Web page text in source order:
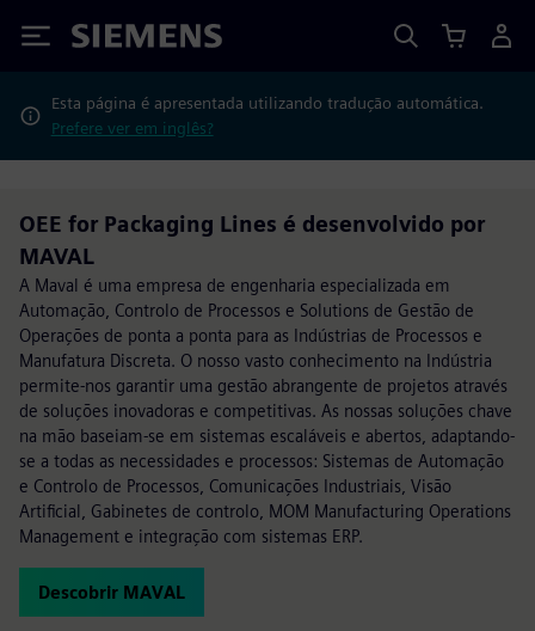
Siemens
Esta página é apresentada utilizando tradução automática.
Prefere ver em inglês?
OEE for Packaging Lines é desenvolvido por
MAVAL
A Maval é uma empresa de engenharia especializada em
Automação, Controlo de Processos e Solutions de Gestão de
Operações de ponta a ponta para as Indústrias de Processos e
Manufatura Discreta. O nosso vasto conhecimento na Indústria
permite-nos garantir uma gestão abrangente de projetos através
de soluções inovadoras e competitivas. As nossas soluções chave
na mão baseiam-se em sistemas escaláveis e abertos, adaptando-
se a todas as necessidades e processos: Sistemas de Automação
e Controlo de Processos, Comunicações Industriais, Visão
Artificial, Gabinetes de controlo, MOM Manufacturing Operations
Management e integração com sistemas ERP.
Descobrir MAVAL